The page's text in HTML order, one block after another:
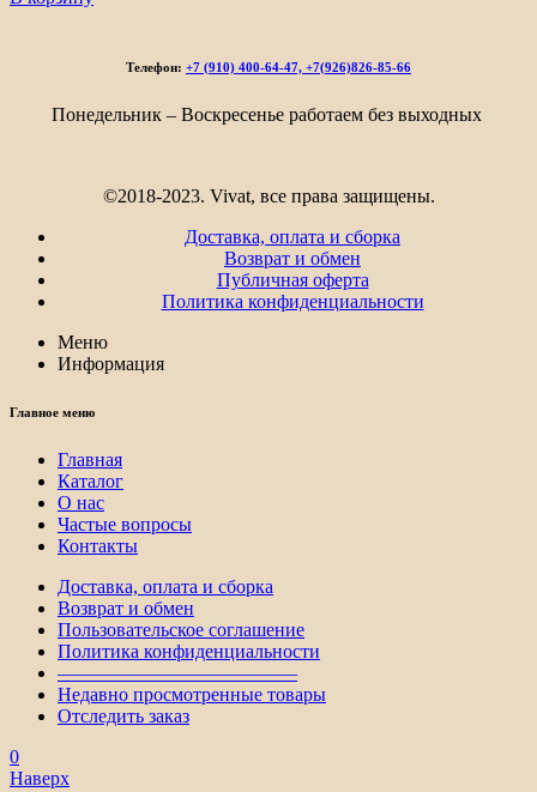
Телефон: +7 (910) 400-64-47, +7(926)826-85-66
Понедельник – Воскресенье работаем без выходных
©2018-2023. Vivat, все права защищены.
Доставка, оплата и сборка
Возврат и обмен
Публичная оферта
Политика конфиденциальности
Меню
Информация
Главное меню
Главная
Каталог
О нас
Частые вопросы
Контакты
Доставка, оплата и сборка
Возврат и обмен
Пользовательское соглашение
Политика конфиденциальности
————————————–
Недавно просмотренные товары
Отследить заказ
0
Наверх